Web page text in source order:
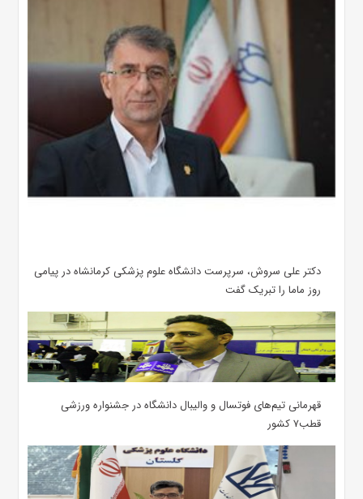
دکتر علی سروش، سرپرست دانشگاه علوم پزشکی کرمانشاه در پیامی
روز ماما را تبریک گفت
قهرمانی تیم‌های فوتسال و والیبال دانشگاه در جشنواره ورزشی
قطب۷ کشور